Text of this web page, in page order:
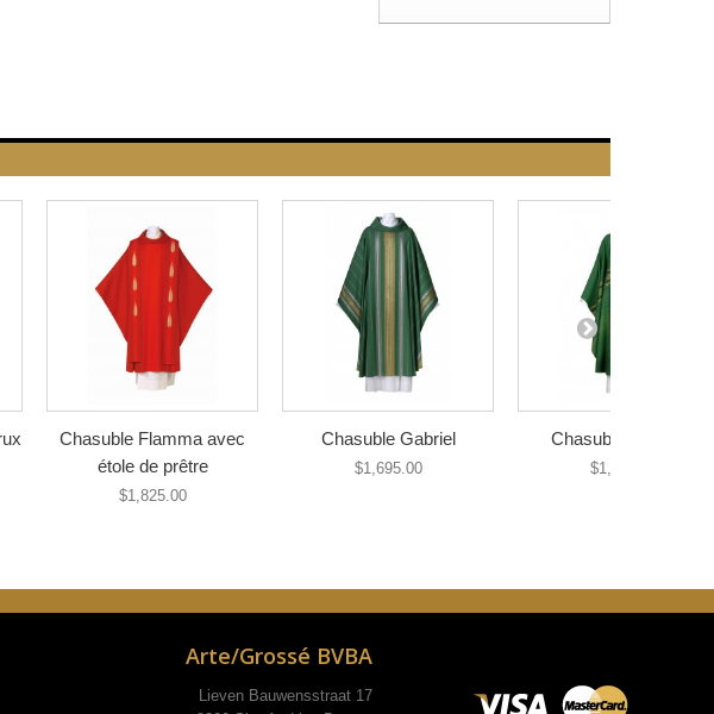
Chasuble Flamma avec
étole de prêtre
$1,825.00
Chasuble Gabriel
$1,695.00
Chasuble Jacobus
$1,585.00
Arte/Grossé BVBA
Lieven Bauwensstraat 17